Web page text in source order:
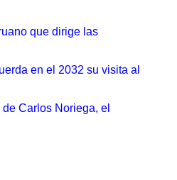
que dirige las
en el 2032 su visita al
Carlos Noriega, el